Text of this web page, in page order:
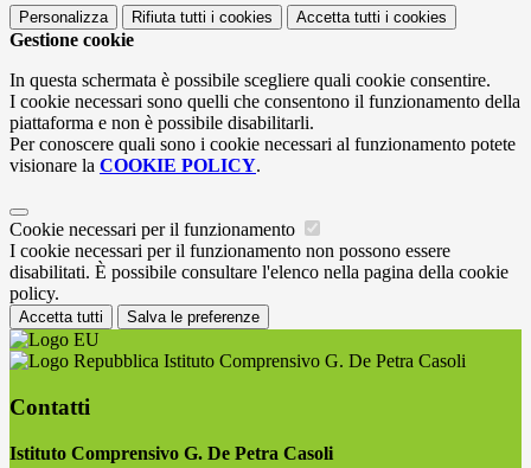
Personalizza Rifiuta tutti i cookies Accetta tutti i cookies
Gestione cookie
In questa schermata è possibile scegliere quali cookie consentire.
I cookie necessari sono quelli che consentono il funzionamento della
piattaforma e non è possibile disabilitarli.
Per conoscere quali sono i cookie necessari al funzionamento potete
visionare la COOKIE POLICY.
Cookie necessari per il funzionamento
I cookie necessari per il funzionamento non possono essere
disabilitati. È possibile consultare l'elenco nella pagina della cookie
policy.
Accetta tutti Salva le preferenze
Istituto Comprensivo G. De Petra Casoli
Contatti
Istituto Comprensivo G. De Petra Casoli